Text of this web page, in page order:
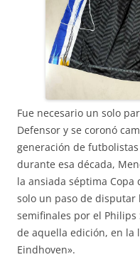
Fue necesario un solo
Defensor y se coronó
generación de
durante esa década,
la ansiada séptima Copa
solo un paso de
semifinales por el
de aquella edición, en la
Eindhoven».